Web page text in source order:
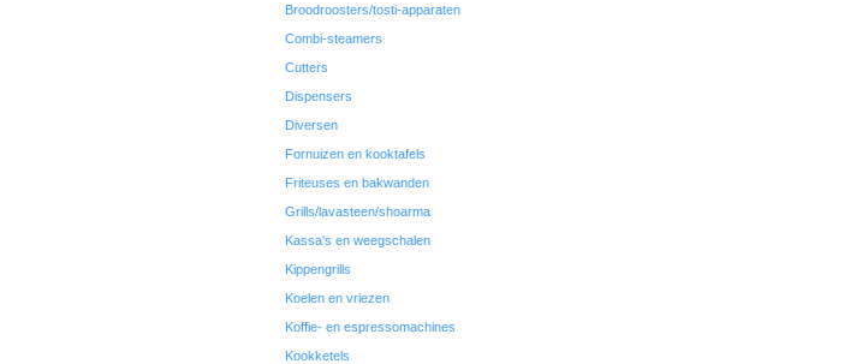
Broodroosters/tosti-apparaten
Combi-steamers
Cutters
Dispensers
Diversen
Fornuizen en kooktafels
Friteuses en bakwanden
Grills/lavasteen/shoarma
Kassa's en weegschalen
Kippengrills
Koelen en vriezen
Koffie- en espressomachines
Kookketels